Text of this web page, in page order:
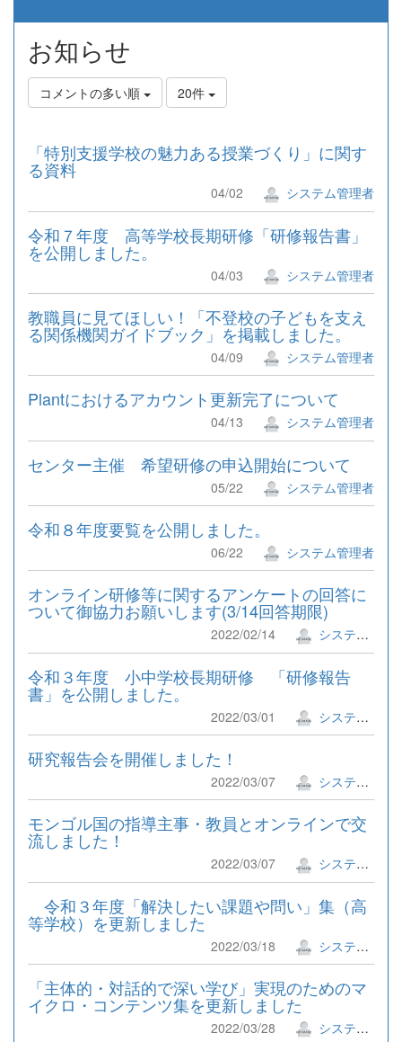
お知らせ
コメントの多い順 20件
「特別支援学校の魅力ある授業づくり」に関す
る資料
04/02 システム管理者
令和７年度 高等学校長期研修「研修報告書」
を公開しました。
04/03 システム管理者
教職員に見てほしい！「不登校の子どもを支え
る関係機関ガイドブック」を掲載しました。
04/09 システム管理者
Plantにおけるアカウント更新完了について
04/13 システム管理者
センター主催 希望研修の申込開始について
05/22 システム管理者
令和８年度要覧を公開しました。
06/22 システム管理者
オンライン研修等に関するアンケートの回答に
ついて御協力お願いします(3/14回答期限)
2022/02/14 システム管理者
令和３年度 小中学校長期研修 「研修報告
書」を公開しました。
2022/03/01 システム管理者
研究報告会を開催しました！
2022/03/07 システム管理者
モンゴル国の指導主事・教員とオンラインで交
流しました！
2022/03/07 システム管理者
令和３年度「解決したい課題や問い」集（高
等学校）を更新しました
2022/03/18 システム管理者
「主体的・対話的で深い学び」実現のためのマ
イクロ・コンテンツ集を更新しました
2022/03/28 システム管理者